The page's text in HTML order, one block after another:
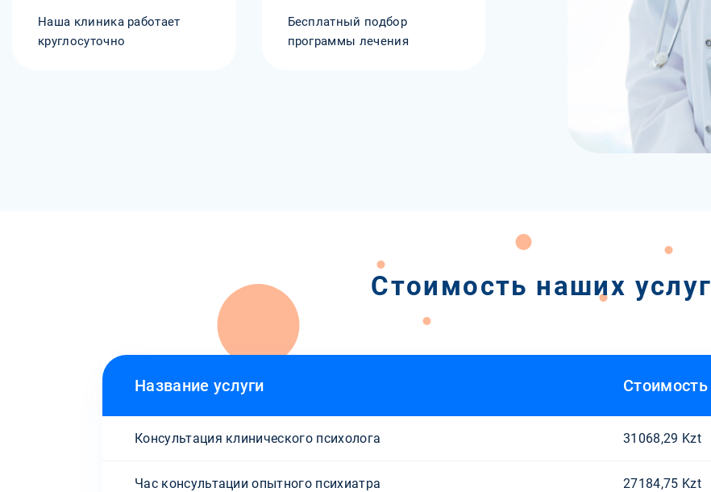
Наша клиника работает
круглосуточно
Бесплатный подбор
программы лечения
Стоимость наших услуг
Название услуги Стоимость
Консультация клинического психолога 31068,29 Kzt
Час консультации опытного психиатра 27184,75 Kzt